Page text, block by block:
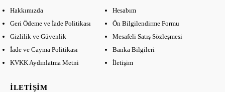
Hakkımızda
Geri Ödeme ve İade Politikası
Gizlilik ve Güvenlik
İade ve Cayma Politikası
KVKK Aydınlatma Metni
Hesabım
Ön Bilgilendirme Formu
Mesafeli Satış Sözleşmesi
Banka Bilgileri
İletişim
İLETIŞIM